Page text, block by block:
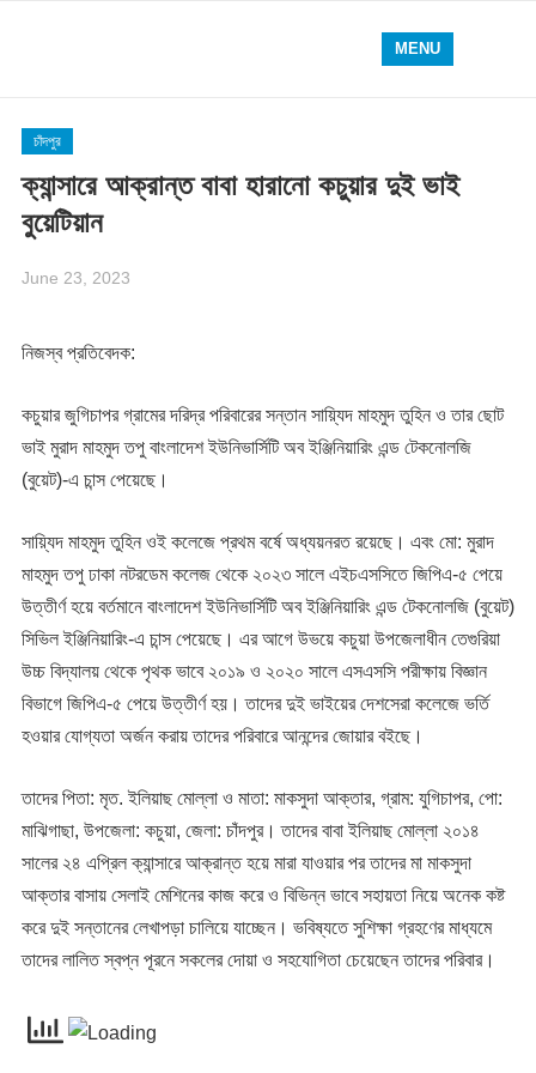
MENU
চাঁদপুর
ক্যান্সারে আক্রান্ত বাবা হারানো কচুয়ার দুই ভাই
বুয়েটিয়ান
June 23, 2023
নিজস্ব প্রতিবেদক:
কচুয়ার জুগিচাপর গ্রামের দরিদ্র পরিবারের সন্তান সায়্যিদ মাহমুদ তুহিন ও তার ছোট
ভাই মুরাদ মাহমুদ তপু বাংলাদেশ ইউনিভার্সিটি অব ইঞ্জিনিয়ারিং এন্ড টেকনোলজি
(বুয়েট)-এ চান্স পেয়েছে।
সায়্যিদ মাহমুদ তুহিন ওই কলেজে প্রথম বর্ষে অধ্যয়নরত রয়েছে। এবং মো: মুরাদ
মাহমুদ তপু ঢাকা নটরডেম কলেজ থেকে ২০২৩ সালে এইচএসসিতে জিপিএ-৫ পেয়ে
উত্তীর্ণ হয়ে বর্তমানে বাংলাদেশ ইউনিভার্সিটি অব ইঞ্জিনিয়ারিং এন্ড টেকনোলজি (বুয়েট)
সিভিল ইঞ্জিনিয়ারিং-এ চান্স পেয়েছে। এর আগে উভয়ে কচুয়া উপজেলাধীন তেগুরিয়া
উচ্চ বিদ্যালয় থেকে পৃথক ভাবে ২০১৯ ও ২০২০ সালে এসএসসি পরীক্ষায় বিজ্ঞান
বিভাগে জিপিএ-৫ পেয়ে উত্তীর্ণ হয়। তাদের দুই ভাইয়ের দেশসেরা কলেজে ভর্তি
হওয়ার যোগ্যতা অর্জন করায় তাদের পরিবারে আনন্দের জোয়ার বইছে।
তাদের পিতা: মৃত. ইলিয়াছ মোল্লা ও মাতা: মাকসুদা আক্তার, গ্রাম: যুগিচাপর, পো:
মাঝিগাছা, উপজেলা: কচুয়া, জেলা: চাঁদপুর। তাদের বাবা ইলিয়াছ মোল্লা ২০১৪
সালের ২৪ এপ্রিল ক্যান্সারে আক্রান্ত হয়ে মারা যাওয়ার পর তাদের মা মাকসুদা
আক্তার বাসায় সেলাই মেশিনের কাজ করে ও বিভিন্ন ভাবে সহায়তা নিয়ে অনেক কষ্ট
করে দুই সন্তানের লেখাপড়া চালিয়ে যাচ্ছেন। ভবিষ্যতে সুশিক্ষা গ্রহণের মাধ্যমে
তাদের লালিত স্বপ্ন পূরনে সকলের দোয়া ও সহযোগিতা চেয়েছেন তাদের পরিবার।